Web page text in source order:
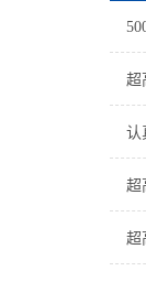
超
认
超
超